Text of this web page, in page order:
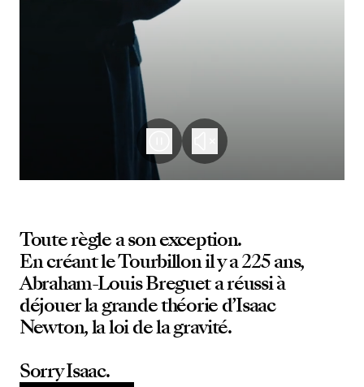
Toute règle a son exception.
En créant le Tourbillon il y a 225 ans,
Abraham-Louis Breguet a réussi à
déjouer la grande théorie d’Isaac
Newton, la loi de la gravité.
Sorry Isaac.